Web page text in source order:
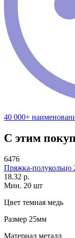
40 000+
С этим
6476
Пряжка-полукольцо
18.32 р.
Мин. 20 шт
Цвет темная медь
Размер 25мм
Материал металл